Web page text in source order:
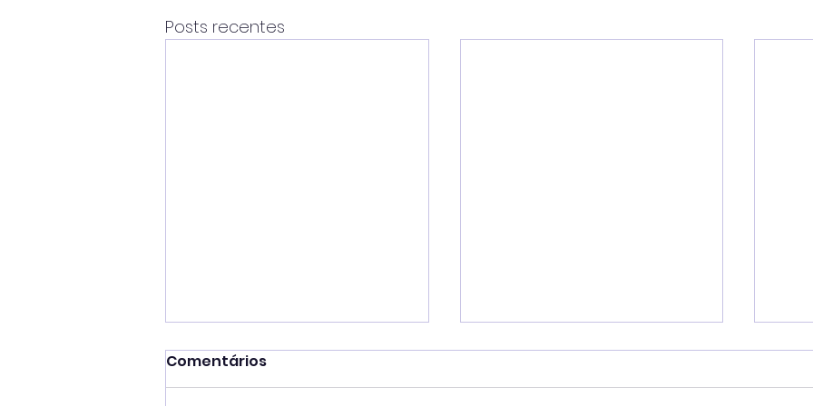
Posts recentes
Comentários